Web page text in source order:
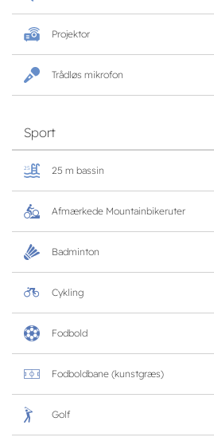
Projektor
Trådløs mikrofon
Sport
25 m bassin
Afmærkede Mountainbikeruter
Badminton
Cykling
Fodbold
Fodboldbane (kunstgræs)
Golf